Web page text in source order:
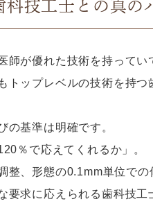
科技工士との真の
師が優れた技術を持って
トップレベルの技術を持
の基準は明確です。
％で応えてくれるか」。
整、形態の0.1mm単位での
要求に応えられる歯科技工